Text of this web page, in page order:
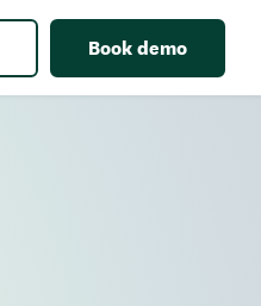
Book demo